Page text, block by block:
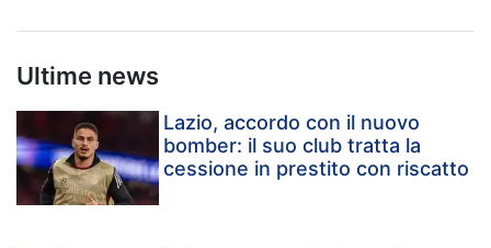
Ultime news
Lazio, accordo con il nuovo
bomber: il suo club tratta la
cessione in prestito con riscatto